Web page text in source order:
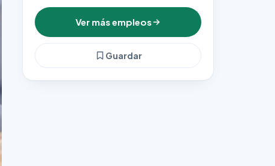
Ver más empleos
Guardar